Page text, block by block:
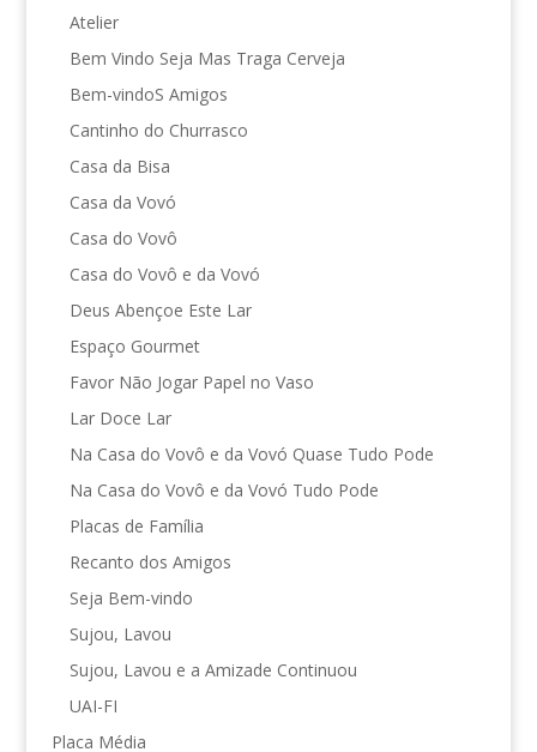
Atelier
Bem Vindo Seja Mas Traga Cerveja
Bem-vindoS Amigos
Cantinho do Churrasco
Casa da Bisa
Casa da Vovó
Casa do Vovô
Casa do Vovô e da Vovó
Deus Abençoe Este Lar
Espaço Gourmet
Favor Não Jogar Papel no Vaso
Lar Doce Lar
Na Casa do Vovô e da Vovó Quase Tudo Pode
Na Casa do Vovô e da Vovó Tudo Pode
Placas de Família
Recanto dos Amigos
Seja Bem-vindo
Sujou, Lavou
Sujou, Lavou e a Amizade Continuou
UAI-FI
Placa Média